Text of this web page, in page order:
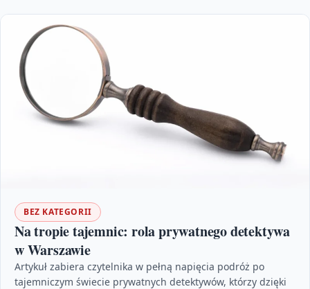
BEZ KATEGORII
Na tropie tajemnic: rola prywatnego detektywa
w Warszawie
Artykuł zabiera czytelnika w pełną napięcia podróż po
tajemniczym świecie prywatnych detektywów, którzy dzięki